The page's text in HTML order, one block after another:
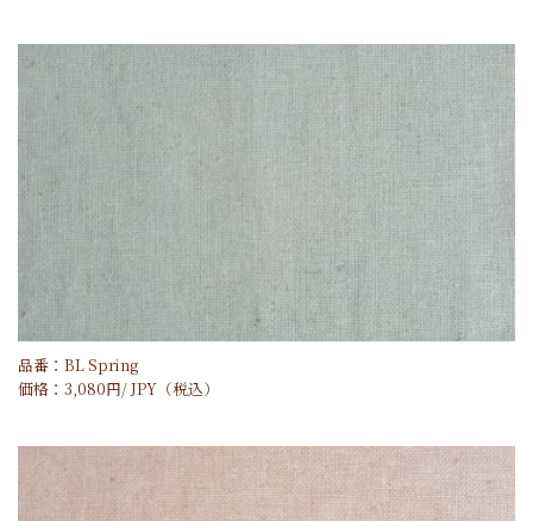
品番：BL Spring
価格： 3,080円/JPY （税込）